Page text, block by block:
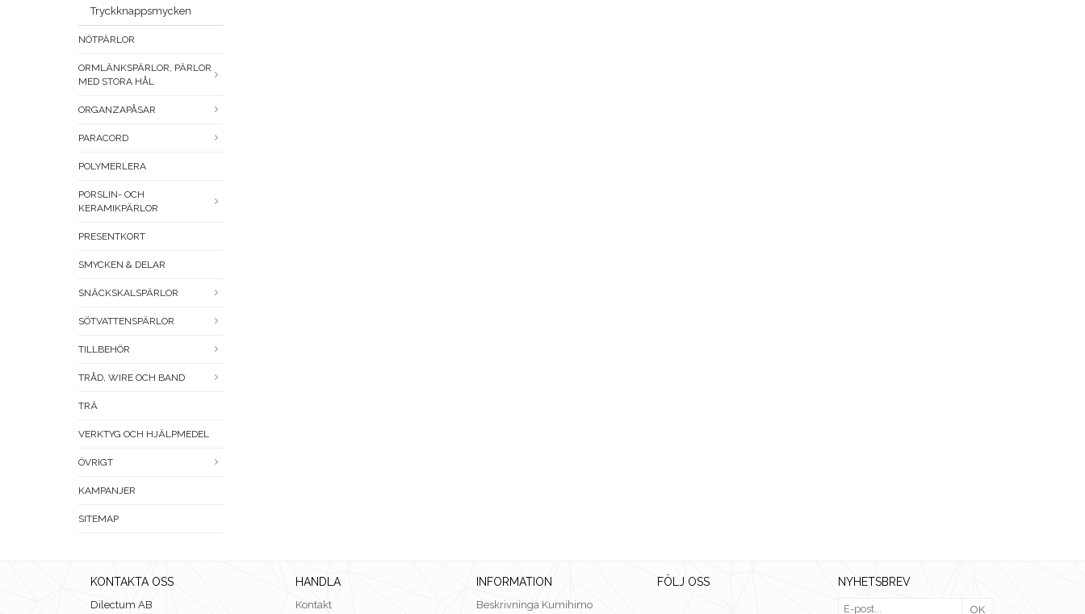
Tryckknappsmycken
NÖTPÄRLOR
ORMLÄNKSPÄRLOR, PÄRLOR
MED STORA HÅL
ORGANZAPÅSAR
PARACORD
POLYMERLERA
PORSLIN- OCH
KERAMIKPÄRLOR
PRESENTKORT
SMYCKEN & DELAR
SNÄCKSKALSPÄRLOR
SÖTVATTENSPÄRLOR
TILLBEHÖR
TRÅD, WIRE OCH BAND
TRÄ
VERKTYG OCH HJÄLPMEDEL
ÖVRIGT
KAMPANJER
SITEMAP
KONTAKTA OSS
Dilectum AB
HANDLA
Kontakt
INFORMATION
Beskrivninga Kumihimo
FÖLJ OSS NYHETSBREV
OK